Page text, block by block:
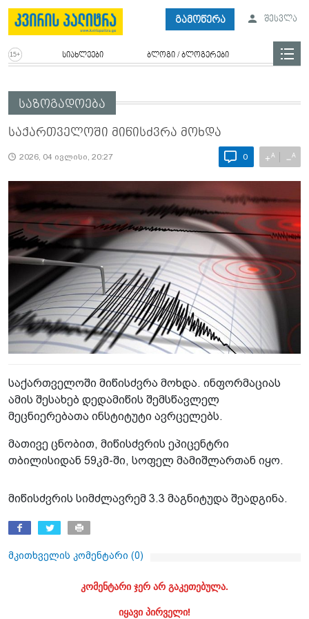
გამოწერა შესვლა
სიახლეები ბლოგი / ბლოგერები
საზოგადოება
საქართველოში მიწისძვრა მოხდა
2026, 04 ივლისი, 20:27 0 +A −A
საქართველოში მიწისძვრა მოხდა. ინფორმაციას
ამის შესახებ დედამიწის შემსწავლელ
მეცნიერებათა ინსტიტუტი ავრცელებს.
მათივე ცნობით, მიწისძვრის ეპიცენტრი
თბილისიდან 59კმ-ში, სოფელ მამიშლართან იყო.
მიწისძვრის სიმძლავრემ 3.3 მაგნიტუდა შეადგინა.
მკითხველის კომენტარი (0)
კომენტარი ჯერ არ გაკეთებულა.
იყავი პირველი!